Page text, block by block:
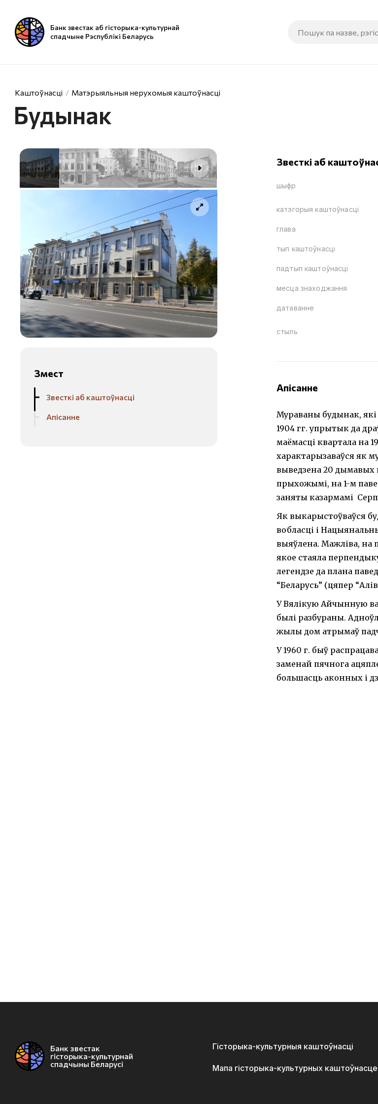
Банк звестак аб гісторыка-культурнай
спадчыне Рэспублікі Беларусь
Каштоўнасці Матэрыяльныя нерухомыя каштоўнасці
Будынак
Змест
Звесткі аб каштоўнасці
Апісанне
Звесткі аб
шыфр
катэгорыя каштоўнасці
глава
тып каштоўнасці
падтып каштоўнасці
месца знаходжання
датаванне
стыль
Апісанне
Мураваны будынак, які
1904 гг. упрытык да
маёмасці квартала на
характарызаваўся як
выведзена 20 дымавых
прыхожымі, на 1-м
заняты казармамі
Як выкарыстоўваўся
вобласці і
выяўлена. Мажліва, на
якое стаяла
легендзе да плана
“Беларусь” (цяпер
У Вялікую Айчынную
былі разбураны.
жылы дом атрымаў
У 1960 г. быў
заменай пячнога
большасць аконных і
Банк звестак
гісторыка-культурнай
спадчыны Беларусі
Гісторыка-культурныя каштоўнасці
Мапа гісторыка-культурных